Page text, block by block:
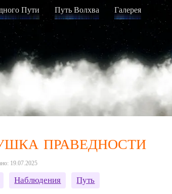
Пути Путь Волхва Галерея
праведности
19.07.2025
Наблюдения Путь